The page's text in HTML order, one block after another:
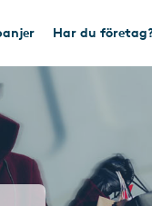
Har du